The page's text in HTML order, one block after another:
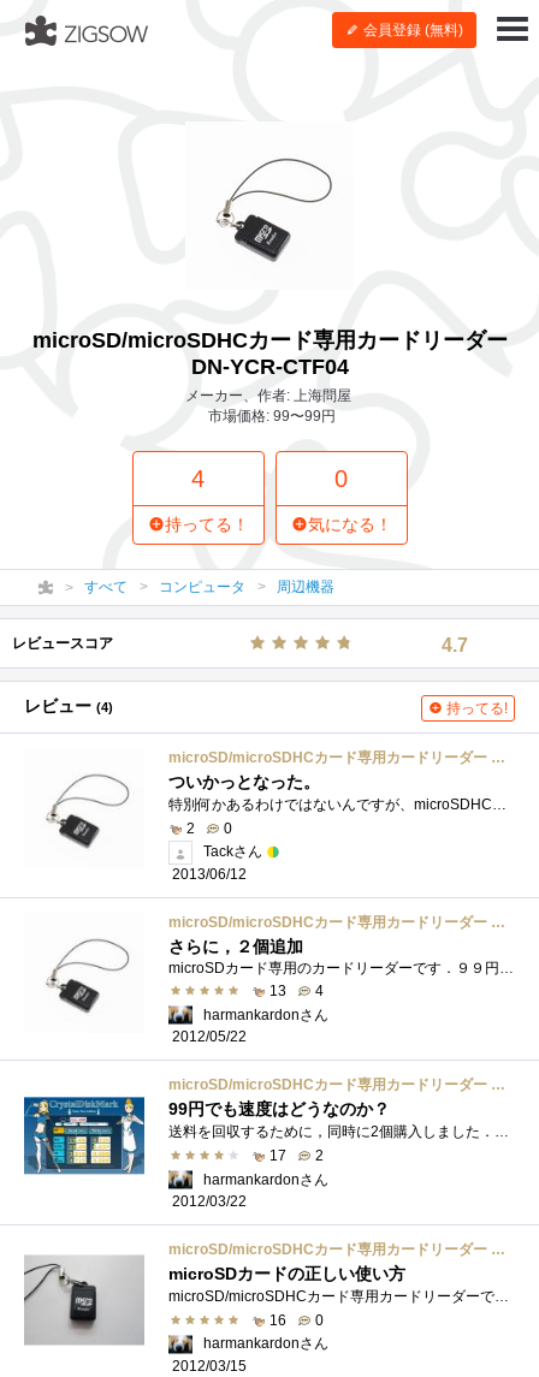
会員登録 (無料)
microSD/microSDHCカード専用カードリーダー
DN-YCR-CTF04
メーカー、作者: 上海問屋
市場価格: 99〜99円
4
持ってる！
0
気になる！
すべて コンピュータ 周辺機器
レビュースコア 4.7
レビュー (4) 持ってる!
microSD/microSDHCカード専用カードリーダー DN-YCR-CTF04
ついかっとなった。
特別何かあるわけではないんですが、microSDHCカードが多いので小さいリーダーがほしかった、という感じです。（小型のはあんまり持っていない�...
2
0
Tackさん
2013/06/12
microSD/microSDHCカード専用カードリーダー DN-YCR-CTF04
さらに，２個追加
13
4
harmankardonさん
2012/05/22
microSD/microSDHCカード専用カードリーダー DN-YCR-CTF04
99円でも速度はどうなのか？
送料を回収するために，同時に2個購入しました．今回は趣向を変えて，速度を比較してみます．使用するmicroSDカードは，これです．一応，Class１�...
17
2
harmankardonさん
2012/03/22
microSD/microSDHCカード専用カードリーダー DN-YCR-CTF04
microSDカードの正しい使い方
microSD/microSDHCカード専用カードリーダーです．USB(A)コネクタの中にmicroSDカードが入ってしまします．おものだちのみなさんの持ち物で，microSDカー�...
16
0
harmankardonさん
2012/03/15